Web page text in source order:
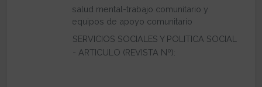
salud mental-trabajo comunitario y
equipos de apoyo comunitario
SERVICIOS SOCIALES Y POLITICA SOCIAL
- ARTICULO (REVISTA Nº):